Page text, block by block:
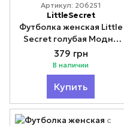
Артикул: 206251
LittleSecret
Футболка женская Little
Secret голубая Модно
206251
379 грн
В наличии
Купить